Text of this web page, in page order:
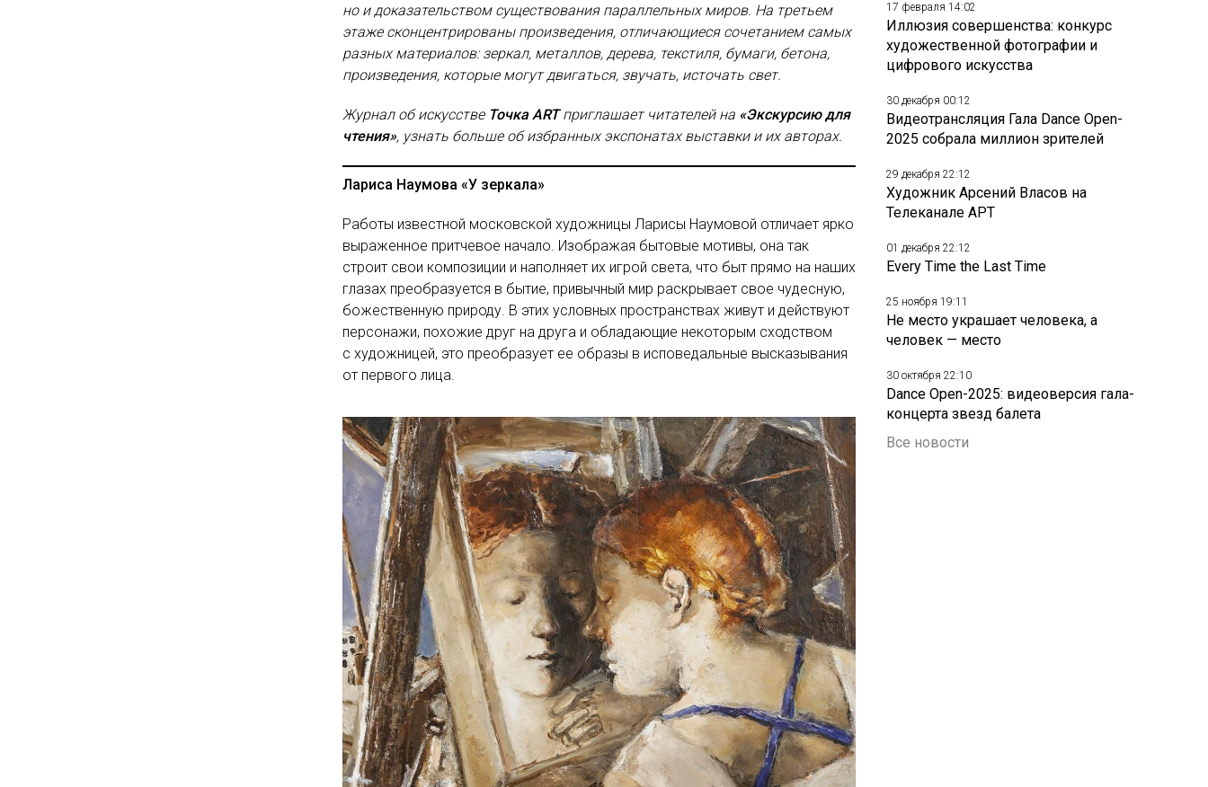
но и доказательством существования параллельных миров. На третьем
этаже сконцентрированы произведения, отличающиеся сочетанием самых
разных материалов: зеркал, металлов, дерева, текстиля, бумаги, бетона,
произведения, которые могут двигаться, звучать, источать свет.
Журнал об искусстве Точка ARTприглашает читателей на «Экскурсию для
чтения», узнать больше об избранных экспонатах выставки и их авторах.
Лариса Наумова «У зеркала»
Работы известной московской художницы Ларисы Наумовой отличает ярко
выраженное притчевое начало. Изображая бытовые мотивы, она так
строит свои композиции и наполняет их игрой света, что быт прямо на наших
глазах преобразуется в бытие, привычный мир раскрывает свое чудесную,
божественную природу. В этих условных пространствах живут и действуют
персонажи, похожие друг на друга и обладающие некоторым сходством
с художницей, это преобразует ее образы в исповедальные высказывания
от первого лица.
17 февраля 14:02
Иллюзия совершенства: конкурс
художественной фотографии и
цифрового искусства
30 декабря 00:12
Видеотрансляция Гала Dance Open-
2025 собрала миллион зрителей
29 декабря 22:12
Художник Арсений Власов на
Телеканале АРТ
01 декабря 22:12
Every Time the Last Time
25 ноября 19:11
Не место украшает человека, а
человек — место
30 октября 22:10
Dance Open-2025: видеоверсия гала-
концерта звезд балета
Все новости